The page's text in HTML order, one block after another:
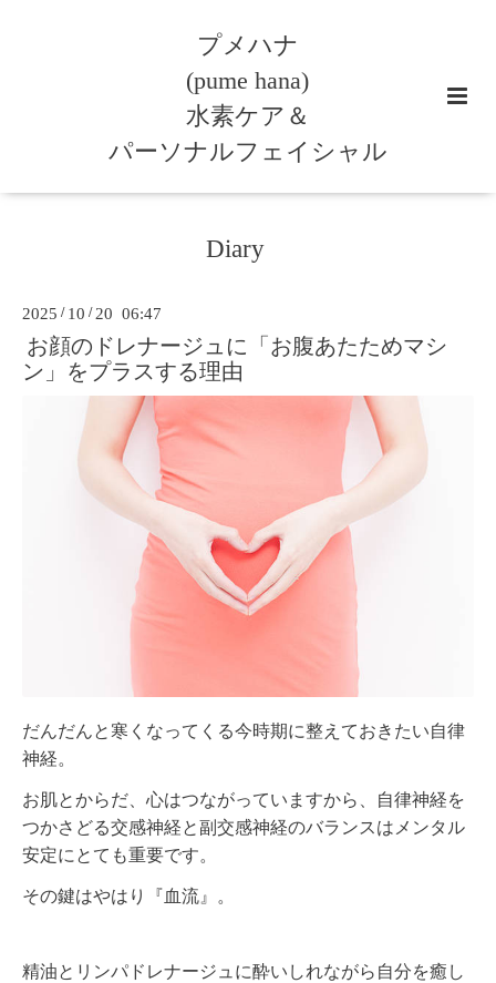
プメハナ
(pume hana)
水素ケア＆
パーソナルフェイシャル
Diary
2025 / 10 / 20 06:47
お顔のドレナージュに「お腹あたためマシ
ン」をプラスする理由
だんだんと寒くなってくる今時期に整えておきたい自律
神経。
お肌とからだ、心はつながっていますから、
自律神経を
つかさどる交感神経と副交感神経のバランスはメンタル
安定にとても重要です。
その鍵はやはり『血流』。
精油とリンパドレナージュに酔いしれながら 自分を癒し